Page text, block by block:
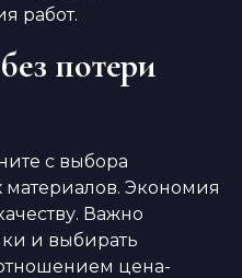
работ.
потери
с выбора
Экономия
Важно
и выбирать
цена-